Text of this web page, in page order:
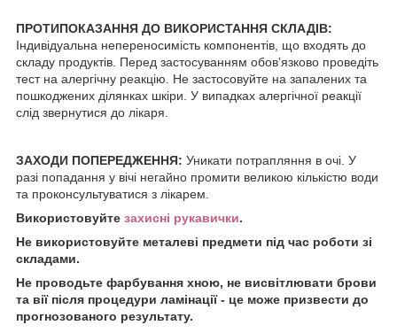
ПРОТИПОКАЗАННЯ ДО ВИКОРИСТАННЯ СКЛАДІВ:
Індивідуальна непереносимість компонентів, що входять до
складу продуктів. Перед застосуванням обовʼязково проведіть
тест на алергічну реакцію. Не застосовуйте на запалених та
пошкоджених ділянках шкіри. У випадках алергічної реакції
слід звернутися до лікаря.
ЗАХОДИ ПОПЕРЕДЖЕННЯ: Уникати потрапляння в очі. У
разі попадання у вічі негайно промити великою кількістю води
та проконсультуватися з лікарем.
Використовуйте захисні рукавички.
Не використовуйте металеві предмети під час роботи зі
складами.
Не проводьте фарбування хною, не висвітлювати брови
та вії після процедури ламінації - це може призвести до
прогнозованого результату.